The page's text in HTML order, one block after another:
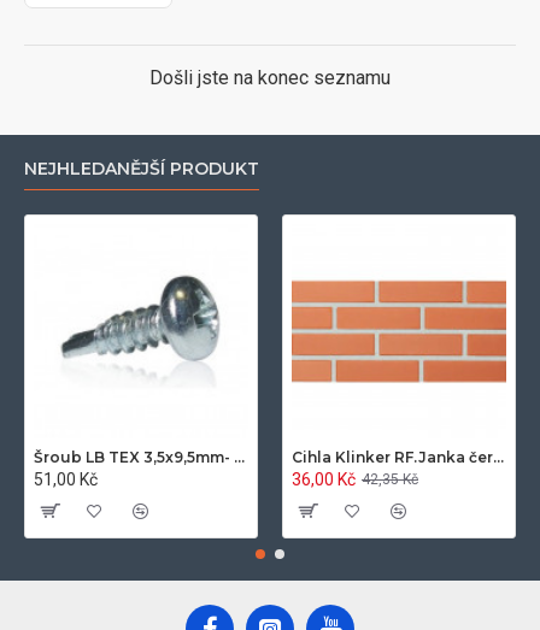
Došli jste na konec seznamu
NEJHLEDANĚJŠÍ PRODUKT
Šroub LB TEX 3,5x9,5mm- 100ks/bal.-zinek
51,00 Kč
Cihla Klinker RF.Janka červená světlá 25x12x6,5cm- 420ks/pal.
36,00 Kč 42,35 Kč